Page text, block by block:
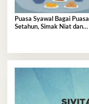
Puasa Syawal Bagai Puasa
Setahun, Simak Niat dan